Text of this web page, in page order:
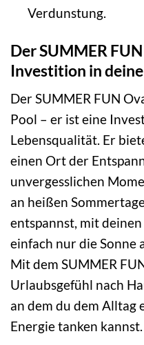
Verdunstung.
Der SUMMER
Investition in
Der SUMMER FUN
Pool – er ist eine
Lebensqualität. Er
einen Ort der
unvergesslichen
an heißen
entspannst, mit
einfach nur die Sonne
Mit dem SUMMER
Urlaubsgefühl nach
an dem du dem Alltag
Energie tanken kannst.